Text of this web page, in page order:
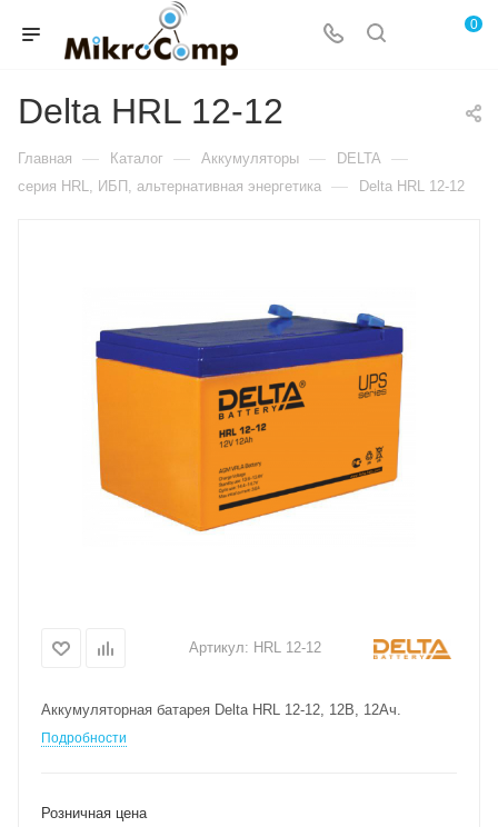
0
Delta HRL 12-12
Главная — Каталог — Аккумуляторы — DELTA —
серия HRL, ИБП, альтернативная энергетика — Delta HRL 12-12
Артикул: HRL 12-12
Аккумуляторная батарея Delta HRL 12-12, 12В, 12Ач.
Подробности
Розничная цена